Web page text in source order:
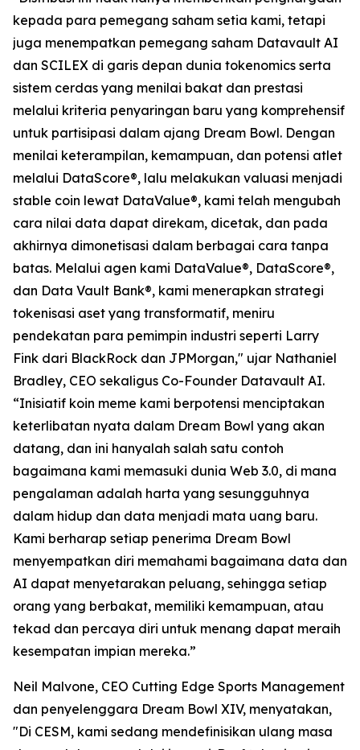
kepada para pemegang saham setia kami, tetapi
juga menempatkan pemegang saham Datavault AI
dan SCILEX di garis depan dunia tokenomics serta
sistem cerdas yang menilai bakat dan prestasi
melalui kriteria penyaringan baru yang komprehensif
untuk partisipasi dalam ajang Dream Bowl. Dengan
menilai keterampilan, kemampuan, dan potensi atlet
melalui DataScore®, lalu melakukan valuasi menjadi
stable coin lewat DataValue®, kami telah mengubah
cara nilai data dapat direkam, dicetak, dan pada
akhirnya dimonetisasi dalam berbagai cara tanpa
batas. Melalui agen kami DataValue®, DataScore®,
dan Data Vault Bank®, kami menerapkan strategi
tokenisasi aset yang transformatif, meniru
pendekatan para pemimpin industri seperti Larry
Fink dari BlackRock dan JPMorgan," ujar Nathaniel
Bradley, CEO sekaligus Co-Founder Datavault AI.
“Inisiatif koin meme kami berpotensi menciptakan
keterlibatan nyata dalam Dream Bowl yang akan
datang, dan ini hanyalah salah satu contoh
bagaimana kami memasuki dunia Web 3.0, di mana
pengalaman adalah harta yang sesungguhnya
dalam hidup dan data menjadi mata uang baru.
Kami berharap setiap penerima Dream Bowl
menyempatkan diri memahami bagaimana data dan
AI dapat menyetarakan peluang, sehingga setiap
orang yang berbakat, memiliki kemampuan, atau
tekad dan percaya diri untuk menang dapat meraih
kesempatan impian mereka.”
Neil Malvone, CEO Cutting Edge Sports Management
dan penyelenggara Dream Bowl XIV, menyatakan,
"Di CESM, kami sedang mendefinisikan ulang masa